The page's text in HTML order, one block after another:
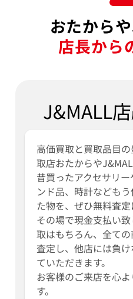
おたから
店長から
J&MALL店
高価買取と買取品目
取店おたからや
昔買ったアクセサリ
ンド品、時計なども
た物を、ぜひ無料査定
その場で現金支払い
取はもちろん、全て
査定し、他店には負
ていただきます。
お客様のご来店を心
す。